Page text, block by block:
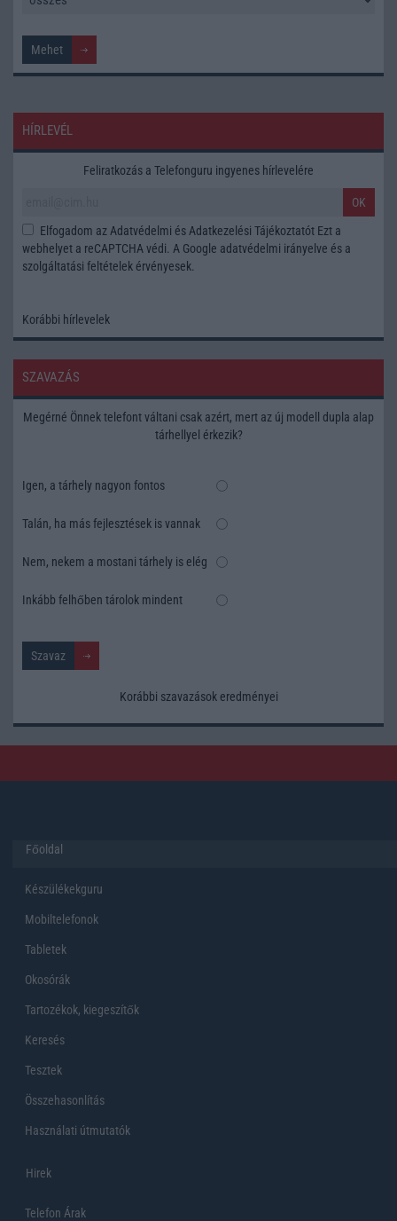
HÍRLEVÉL
Feliratkozás a Telefonguru ingyenes hírlevelére
OK
Elfogadom az Adatvédelmi és Adatkezelési Tájékoztatót Ezt a
webhelyet a reCAPTCHA védi. A Google adatvédelmi irányelve és a
szolgáltatási feltételek érvényesek.
Korábbi hírlevelek
SZAVAZÁS
Megérné Önnek telefont váltani csak azért, mert az új modell dupla alap
tárhellyel érkezik?
Igen, a tárhely nagyon fontos
Talán, ha más fejlesztések is vannak
Nem, nekem a mostani tárhely is elég
Inkább felhőben tárolok mindent
Korábbi szavazások eredményei
Főoldal
Készülékekguru
Mobiltelefonok
Tabletek
Okosórák
Tartozékok, kiegeszítők
Keresés
Tesztek
Összehasonlítás
Használati útmutatók
Hirek
Telefon Árak